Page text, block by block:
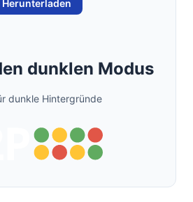
Herunterladen
dunklen Modus
dunkle Hintergründe